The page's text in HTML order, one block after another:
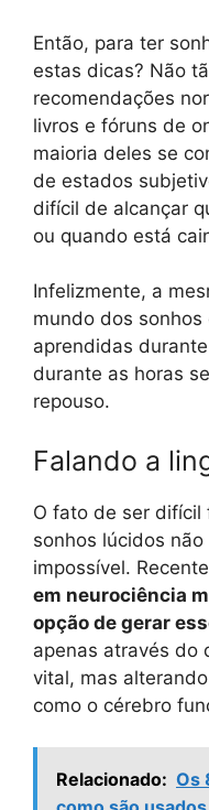
Então, para ter
estas dicas? Não
recomendações
livros e fóruns de
maioria deles se
de estados
difícil de alcançar
ou quando está
Infelizmente, a
mundo dos
aprendidas
durante as horas
repouso.
Falando a
O fato de ser difícil
sonhos lúcidos
impossível.
em neurociência
opção de gerar
apenas através do
vital, mas
como o cérebro
Relacionado: Os